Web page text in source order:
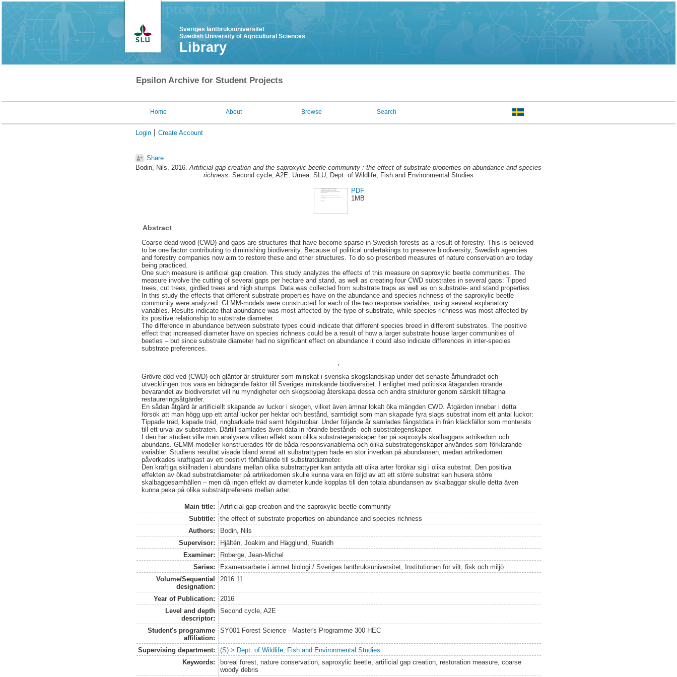
Sveriges lantbruksuniversitet
Swedish University of Agricultural Sciences
Library
Epsilon Archive for Student Projects
Home About Browse Search
Login Create Account
Share
Bodin, Nils, 2016.Artificial gap creation and the saproxylic beetle community : the effect of substrate properties on abundance and species
richness. Second cycle, A2E. Umeå: SLU, Dept. of Wildlife, Fish and Environmental Studies
PDF
1MB
Abstract
Coarse dead wood (CWD) and gaps are structures that have become sparse in Swedish forests as a result of forestry. This is believed
to be one factor contributing to diminishing biodiversity. Because of political undertakings to preserve biodiversity, Swedish agencies
and forestry companies now aim to restore these and other structures. To do so prescribed measures of nature conservation are today
being practiced.
One such measure is artificial gap creation. This study analyzes the effects of this measure on saproxylic beetle communities. The
measure involve the cutting of several gaps per hectare and stand, as well as creating four CWD substrates in several gaps: Tipped
trees, cut trees, girdled trees and high stumps. Data was collected from substrate traps as well as on substrate- and stand properties.
In this study the effects that different substrate properties have on the abundance and species richness of the saproxylic beetle
community were analyzed. GLMM-models were constructed for each of the two response variables, using several explanatory
variables. Results indicate that abundance was most affected by the type of substrate, while species richness was most affected by
its positive relationship to substrate diameter.
The difference in abundance between substrate types could indicate that different species breed in different substrates. The positive
effect that increased diameter have on species richness could be a result of how a larger substrate house larger communities of
beetles – but since substrate diameter had no significant effect on abundance it could also indicate differences in inter-species
substrate preferences.
Grövre död ved (CWD) och gläntor är strukturer som minskat i svenska skogslandskap under det senaste århundradet och
utvecklingen tros vara en bidragande faktor till Sveriges minskande biodiversitet. I enlighet med politiska åtaganden rörande
bevarandet av biodiversitet vill nu myndigheter och skogsbolag återskapa dessa och andra strukturer genom särskilt tilltagna
restaureringsåtgärder.
En sådan åtgärd är artificiellt skapande av luckor i skogen, vilket även ämnar lokalt öka mängden CWD. Åtgärden innebar i detta
försök att man högg upp ett antal luckor per hektar och bestånd, samtidigt som man skapade fyra slags substrat inom ett antal luckor:
Tippade träd, kapade träd, ringbarkade träd samt högstubbar. Under följande år samlades fångstdata in från kläckfällor som monterats
till ett urval av substraten. Därtill samlades även data in rörande bestånds- och substrategenskaper.
I den här studien ville man analysera vilken effekt som olika substrategenskaper har på saproxyla skalbaggars artrikedom och
abundans. GLMM-modeller konstruerades för de båda responsvariablerna och olika substrategenskaper användes som förklarande
variabler. Studiens resultat visade bland annat att substrattypen hade en stor inverkan på abundansen, medan artrikedomen
påverkades kraftigast av ett positivt förhållande till substratdiameter.
Den kraftiga skillnaden i abundans mellan olika substrattyper kan antyda att olika arter förökar sig i olika substrat. Den positiva
effekten av ökad substratdiameter på artrikedomen skulle kunna vara en följd av att ett större substrat kan husera större
skalbaggesamhällen – men då ingen effekt av diameter kunde kopplas till den totala abundansen av skalbaggar skulle detta även
kunna peka på olika substratpreferens mellan arter.
Main title:
Artificial gap creation and the saproxylic beetle community
Subtitle:
the effect of substrate properties on abundance and species richness
Authors:
Bodin, Nils
Supervisor:
Hjältén, Joakim and Hägglund, Ruaridh
Examiner:
Roberge, Jean-Michel
Series:
Examensarbete i ämnet biologi / Sveriges lantbruksuniversitet, Institutionen för vilt, fisk och miljö
Volume/Sequential
designation:
2016:11
Year of Publication:
2016
Level and depth
descriptor:
Second cycle, A2E
Student's programme
affiliation:
SY001 Forest Science - Master's Programme 300 HEC
Supervising department:
(S) > Dept. of Wildlife, Fish and Environmental Studies
Keywords:
boreal forest, nature conservation, saproxylic beetle, artificial gap creation, restoration measure, coarse
woody debris